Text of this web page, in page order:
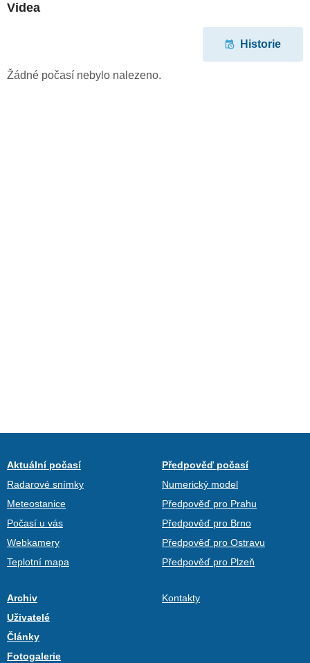
Videa
Historie
Žádné počasí nebylo nalezeno.
Aktuální počasí
Radarové snímky
Meteostanice
Počasí u vás
Webkamery
Teplotní mapa
Předpověď počasí
Numerický model
Předpověď pro Prahu
Předpověď pro Brno
Předpověď pro Ostravu
Předpověď pro Plzeň
Archiv
Uživatelé
Články
Fotogalerie
Kontakty